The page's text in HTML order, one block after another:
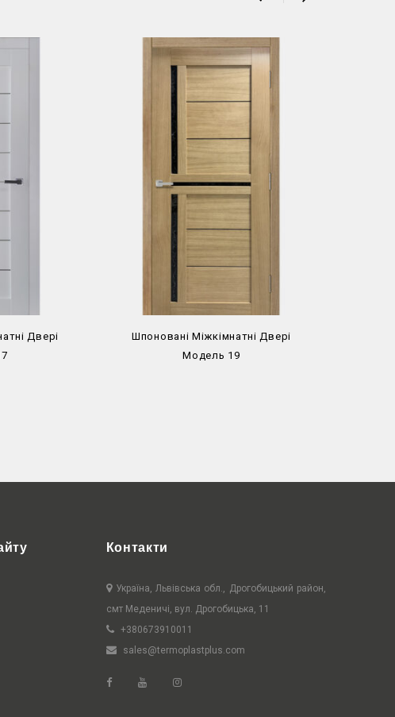
Двері
Шпоновані Міжкімнатні Двері
Модель 19
Контакти
Україна, Львівська обл., Дрогобицький район,
смт Меденичі, вул. Дрогобицька, 11
+380673910011
sales@termoplastplus.com